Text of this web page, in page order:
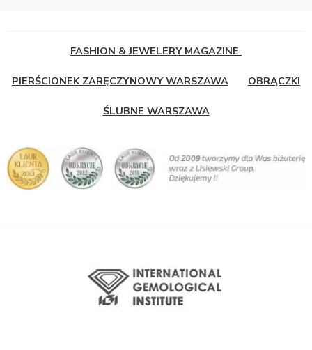
FASHION & JEWELERY MAGAZINE
PIERŚCIONEK ZARĘCZYNOWY WARSZAWA OBRĄCZKI
ŚLUBNE WARSZAWA